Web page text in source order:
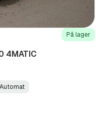
På lager
4MATIC
Automat